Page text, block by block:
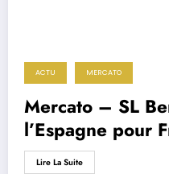
ACTU MERCATO
Mercato – SL
l’Espagne pour
Lire La Suite